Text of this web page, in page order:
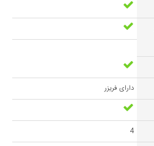
دارای فریزر
4